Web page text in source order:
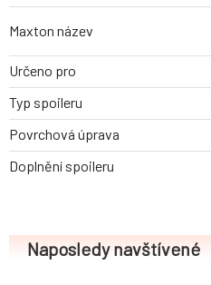
Maxton název
Určeno pro
Typ spoileru
Povrchová úprava
Doplnění spoileru
Naposledy navštívené